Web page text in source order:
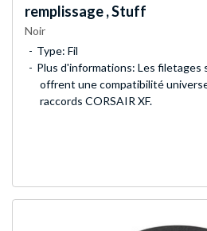
remplissage , Stuff
Noir
Type: Fil
Plus d'informations: Les filetages
offrent une compatibilité
raccords CORSAIR XF.